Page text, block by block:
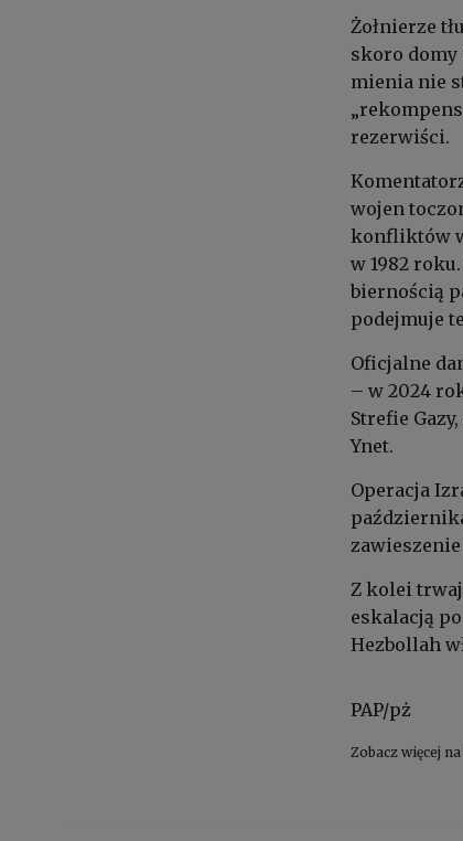
Żołnierze
skoro domy
mienia nie
rezerwiści.
wojen
konfliktów
w 1982
biernością
podejmuje
Oficjalne
– w 2024
Strefie
Ynet.
Operacja
Z kolei
eskalacją
Hezbollah
PAP/pż
Zobacz więcej